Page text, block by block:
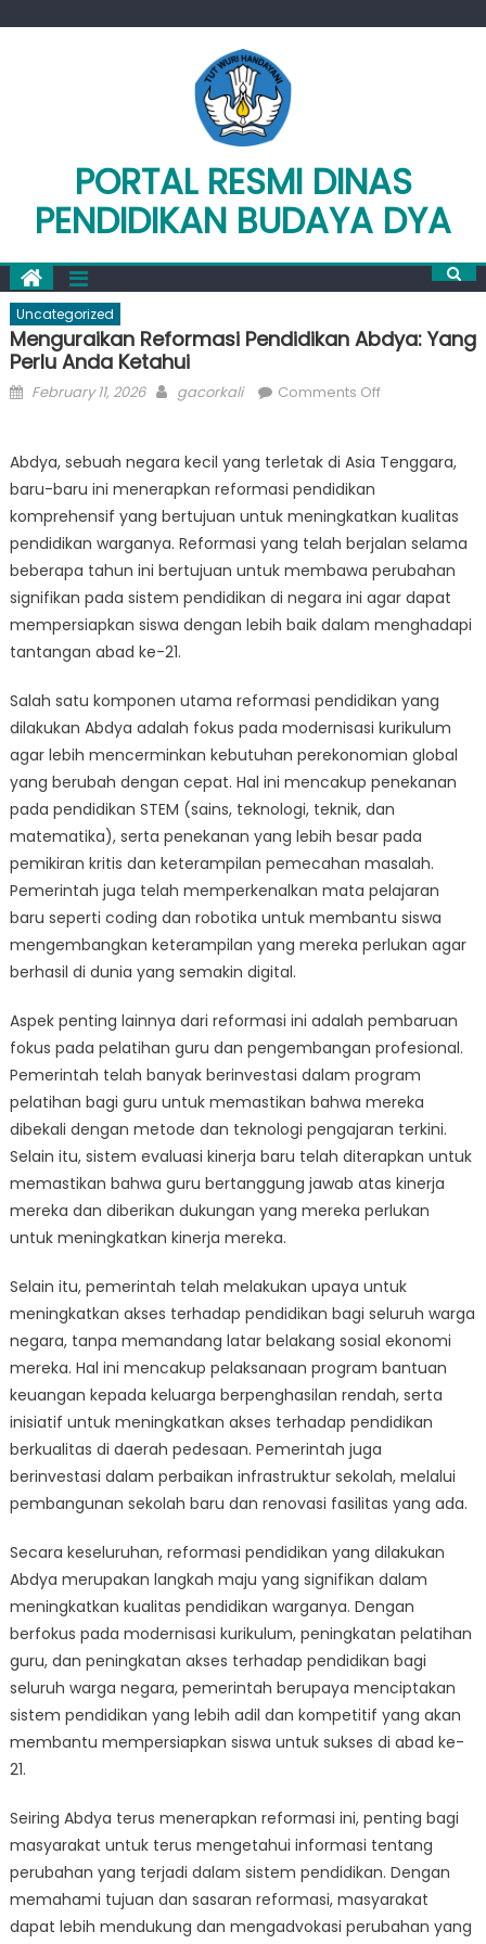
PORTAL RESMI DINAS
PENDIDIKAN BUDAYA DYA
Uncategorized
Menguraikan Reformasi Pendidikan Abdya: Yang
Perlu Anda Ketahui
Posted
February 11, 2026 Author
gacorkali Comments Offon
Pendidikan
Yang
Perlu
Anda
Ketahui
Abdya, sebuah negara kecil yang terletak di Asia Tenggara,
baru-baru ini menerapkan reformasi pendidikan
komprehensif yang bertujuan untuk meningkatkan kualitas
pendidikan warganya. Reformasi yang telah berjalan selama
beberapa tahun ini bertujuan untuk membawa perubahan
signifikan pada sistem pendidikan di negara ini agar dapat
mempersiapkan siswa dengan lebih baik dalam menghadapi
tantangan abad ke-21.
Salah satu komponen utama reformasi pendidikan yang
dilakukan Abdya adalah fokus pada modernisasi kurikulum
agar lebih mencerminkan kebutuhan perekonomian global
yang berubah dengan cepat. Hal ini mencakup penekanan
pada pendidikan STEM (sains, teknologi, teknik, dan
matematika), serta penekanan yang lebih besar pada
pemikiran kritis dan keterampilan pemecahan masalah.
Pemerintah juga telah memperkenalkan mata pelajaran
baru seperti coding dan robotika untuk membantu siswa
mengembangkan keterampilan yang mereka perlukan agar
berhasil di dunia yang semakin digital.
Aspek penting lainnya dari reformasi ini adalah pembaruan
fokus pada pelatihan guru dan pengembangan profesional.
Pemerintah telah banyak berinvestasi dalam program
pelatihan bagi guru untuk memastikan bahwa mereka
dibekali dengan metode dan teknologi pengajaran terkini.
Selain itu, sistem evaluasi kinerja baru telah diterapkan untuk
memastikan bahwa guru bertanggung jawab atas kinerja
mereka dan diberikan dukungan yang mereka perlukan
untuk meningkatkan kinerja mereka.
Selain itu, pemerintah telah melakukan upaya untuk
meningkatkan akses terhadap pendidikan bagi seluruh warga
negara, tanpa memandang latar belakang sosial ekonomi
mereka. Hal ini mencakup pelaksanaan program bantuan
keuangan kepada keluarga berpenghasilan rendah, serta
inisiatif untuk meningkatkan akses terhadap pendidikan
berkualitas di daerah pedesaan. Pemerintah juga
berinvestasi dalam perbaikan infrastruktur sekolah, melalui
pembangunan sekolah baru dan renovasi fasilitas yang ada.
Secara keseluruhan, reformasi pendidikan yang dilakukan
Abdya merupakan langkah maju yang signifikan dalam
meningkatkan kualitas pendidikan warganya. Dengan
berfokus pada modernisasi kurikulum, peningkatan pelatihan
guru, dan peningkatan akses terhadap pendidikan bagi
seluruh warga negara, pemerintah berupaya menciptakan
sistem pendidikan yang lebih adil dan kompetitif yang akan
membantu mempersiapkan siswa untuk sukses di abad ke-
21.
Seiring Abdya terus menerapkan reformasi ini, penting bagi
masyarakat untuk terus mengetahui informasi tentang
perubahan yang terjadi dalam sistem pendidikan. Dengan
memahami tujuan dan sasaran reformasi, masyarakat
dapat lebih mendukung dan mengadvokasi perubahan yang